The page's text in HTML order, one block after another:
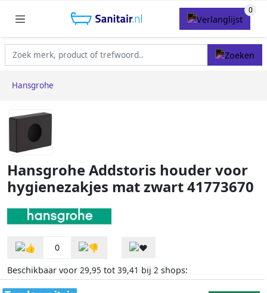
Hansgrohe
Hansgrohe Addstoris houder voor
hygienezakjes mat zwart 41773670
0
Beschikbaar voor 29,95 tot 39,41 bij 2 shops: